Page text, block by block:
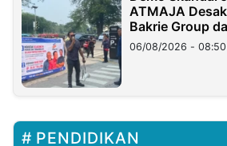
ATMAJA
Bakrie Group
06/08/2026 - 08:50
PENDIDIKAN